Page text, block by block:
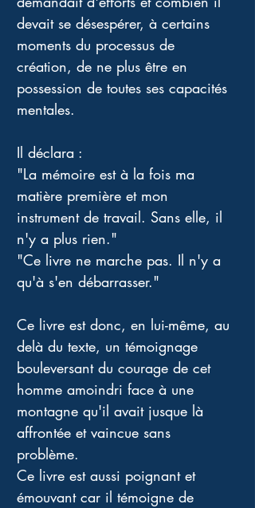
devait se désespérer, à certains
moments du processus de
création, de ne plus être en
possession de toutes ses capacités
mentales.
Il déclara :
"La mémoire est à la fois ma
matière première et mon
instrument de travail. Sans elle, il
n'y a plus rien."
"Ce livre ne marche pas. Il n'y a
qu'à s'en débarrasser."
Ce livre est donc, en lui-même, au
delà du texte, un témoignage
bouleversant du courage de cet
homme amoindri face à une
montagne qu'il avait jusque là
affrontée et vaincue sans
problème.
Ce livre est aussi poignant et
émouvant car il témoigne de